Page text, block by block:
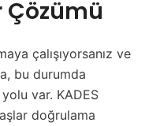
Çözümü
çalışıyorsanız ve
bu durumda
var. KADES
doğrulama